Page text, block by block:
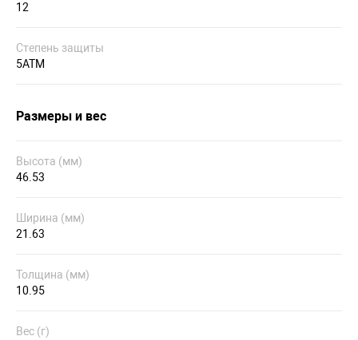
12
Степень защиты
5ATM
Размеры и вес
Высота (мм)
46.53
Ширина (мм)
21.63
Толщина (мм)
10.95
Вес (г)